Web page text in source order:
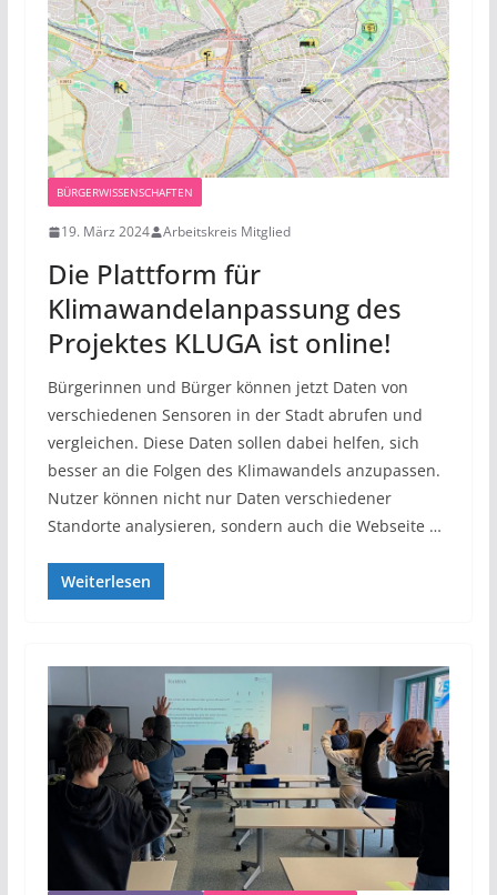
BÜRGERWISSENSCHAFTEN
19. März 2024 Arbeitskreis Mitglied
Die Plattform für
Klimawandelanpassung des
Projektes KLUGA ist online!
Bürgerinnen und Bürger können jetzt Daten von
verschiedenen Sensoren in der Stadt abrufen und
vergleichen. Diese Daten sollen dabei helfen, sich
besser an die Folgen des Klimawandels anzupassen.
Nutzer können nicht nur Daten verschiedener
Standorte analysieren, sondern auch die Webseite …
Weiterlesen